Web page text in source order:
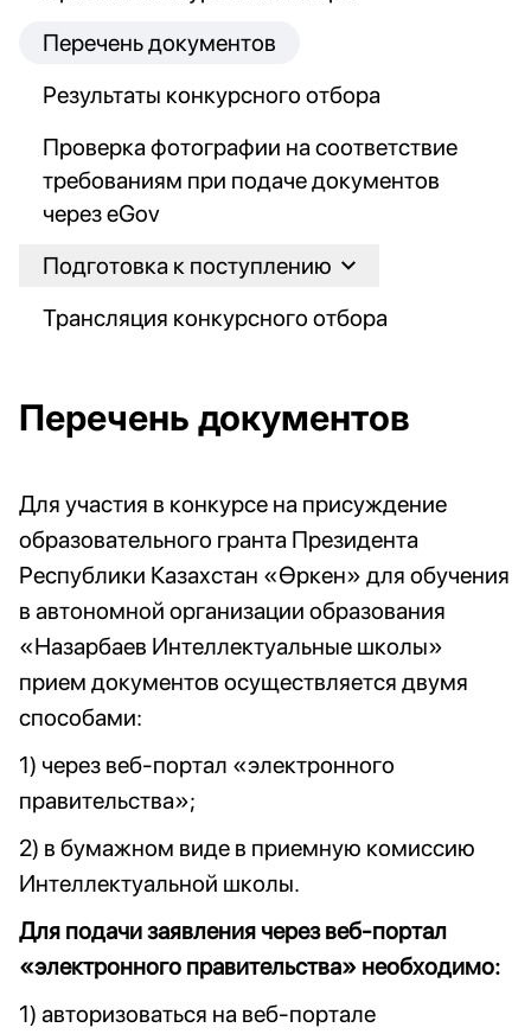
Перечень документов
Результаты конкурсного отбора
Проверка фотографии на соответствие
требованиям при подаче документов
через eGov
Подготовка к поступлению
Трансляция конкурсного отбора
Перечень документов
Для участия в конкурсе на присуждение
образовательного гранта Президента
Республики Казахстан «Өркен» для обучения
в автономной организации образования
«Назарбаев Интеллектуальные школы»
прием документов осуществляется двумя
способами:
1) через веб-портал «электронного
правительства»;
2) в бумажном виде в приемную комиссию
Интеллектуальной школы.
Для подачи заявления через веб-портал
«электронного правительства» необходимо:
1) авторизоваться на веб-портале